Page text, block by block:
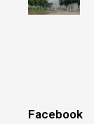
Facebook